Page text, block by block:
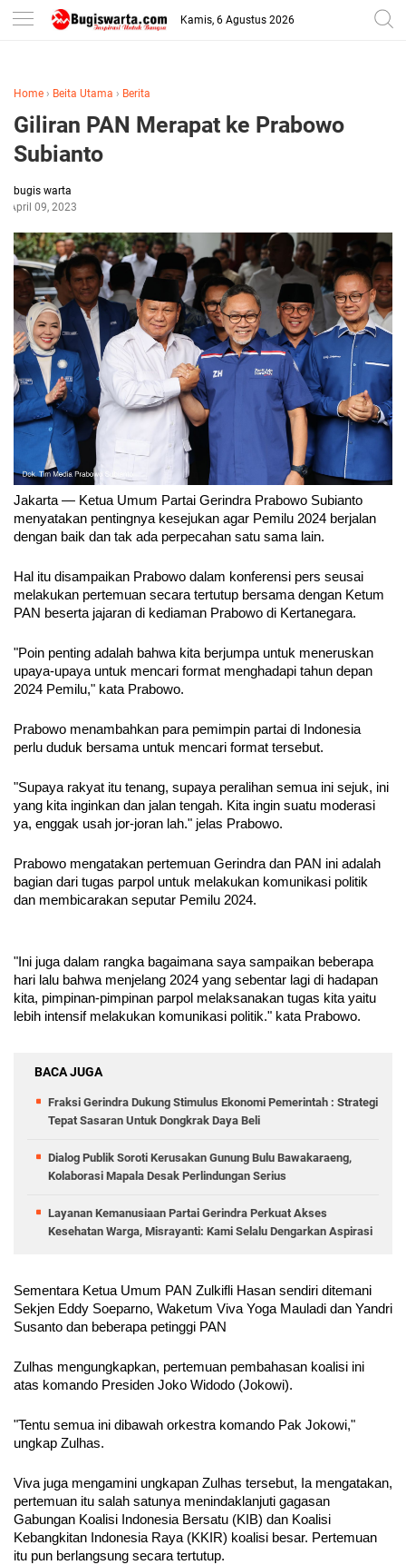
-->
Kamis, 6 Agustus 2026
Home › Beita Utama › Berita
Giliran PAN Merapat ke Prabowo
Subianto
bugis warta
April 09, 2023
Jakarta — Ketua Umum Partai Gerindra Prabowo Subianto
menyatakan pentingnya kesejukan agar Pemilu 2024 berjalan
dengan baik dan tak ada perpecahan satu sama lain.
Hal itu disampaikan Prabowo dalam konferensi pers seusai
melakukan pertemuan secara tertutup bersama dengan Ketum
PAN beserta jajaran di kediaman Prabowo di Kertanegara.
"Poin penting adalah bahwa kita berjumpa untuk meneruskan
upaya-upaya untuk mencari format menghadapi tahun depan
2024 Pemilu," kata Prabowo.
Prabowo menambahkan para pemimpin partai di Indonesia
perlu duduk bersama untuk mencari format tersebut.
"Supaya rakyat itu tenang, supaya peralihan semua ini sejuk, ini
yang kita inginkan dan jalan tengah. Kita ingin suatu moderasi
ya, enggak usah jor-joran lah." jelas Prabowo.
Prabowo mengatakan pertemuan Gerindra dan PAN ini adalah
bagian dari tugas parpol untuk melakukan komunikasi politik
dan membicarakan seputar Pemilu 2024.
"Ini juga dalam rangka bagaimana saya sampaikan beberapa
hari lalu bahwa menjelang 2024 yang sebentar lagi di hadapan
kita, pimpinan-pimpinan parpol melaksanakan tugas kita yaitu
lebih intensif melakukan komunikasi politik." kata Prabowo.
BACA JUGA
Fraksi Gerindra Dukung Stimulus Ekonomi Pemerintah : Strategi
Tepat Sasaran Untuk Dongkrak Daya Beli
Dialog Publik Soroti Kerusakan Gunung Bulu Bawakaraeng,
Kolaborasi Mapala Desak Perlindungan Serius
Layanan Kemanusiaan Partai Gerindra Perkuat Akses
Kesehatan Warga, Misrayanti: Kami Selalu Dengarkan Aspirasi
Sementara Ketua Umum PAN Zulkifli Hasan sendiri ditemani
Sekjen Eddy Soeparno, Waketum Viva Yoga Mauladi dan Yandri
Susanto dan beberapa petinggi PAN
Zulhas mengungkapkan, pertemuan pembahasan koalisi ini
atas komando Presiden Joko Widodo (Jokowi).
"Tentu semua ini dibawah orkestra komando Pak Jokowi,"
ungkap Zulhas.
Viva juga mengamini ungkapan Zulhas tersebut, Ia mengatakan,
pertemuan itu salah satunya menindaklanjuti gagasan
Gabungan Koalisi Indonesia Bersatu (KIB) dan Koalisi
Kebangkitan Indonesia Raya (KKIR) koalisi besar. Pertemuan
itu pun berlangsung secara tertutup.